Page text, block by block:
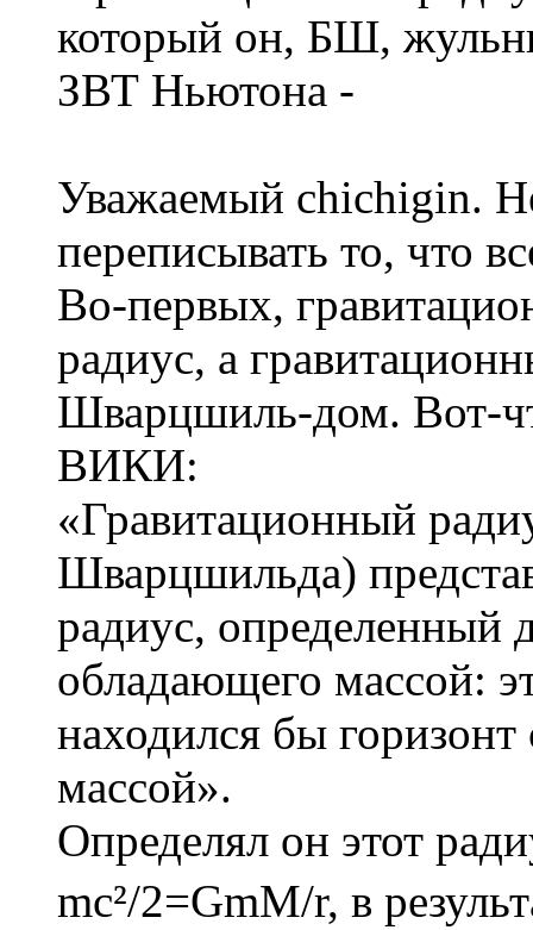
который он, БШ,
ЗВТ Ньютона -
Уважаемый chichigin.
переписывать то, что
Во-первых,
радиус, а
Шварцшиль-дом. Вот-
ВИКИ:
«Гравитационный
Шварцшильда)
радиус, определенный
обладающего массой:
находился бы
массой».
Определял он этот
mc²/2=GmM/r, в